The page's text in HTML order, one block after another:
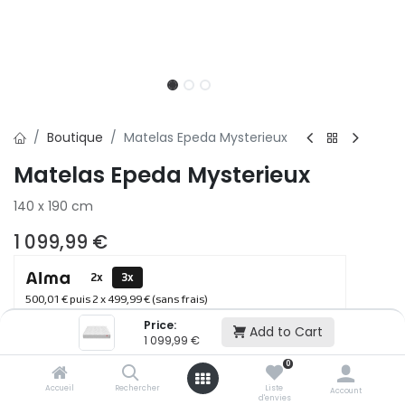
Price:
1 099,99 € Add to Cart
Accueil Rechercher
0
Liste
d'envies
Account
Boutique Matelas Epeda Mysterieux
Matelas Epeda Mysterieux
140 x 190 cm
1 099,99 €
2x
3x
500,01 € puis 2 x 499,99 € (sans frais)
Ajouter au panier